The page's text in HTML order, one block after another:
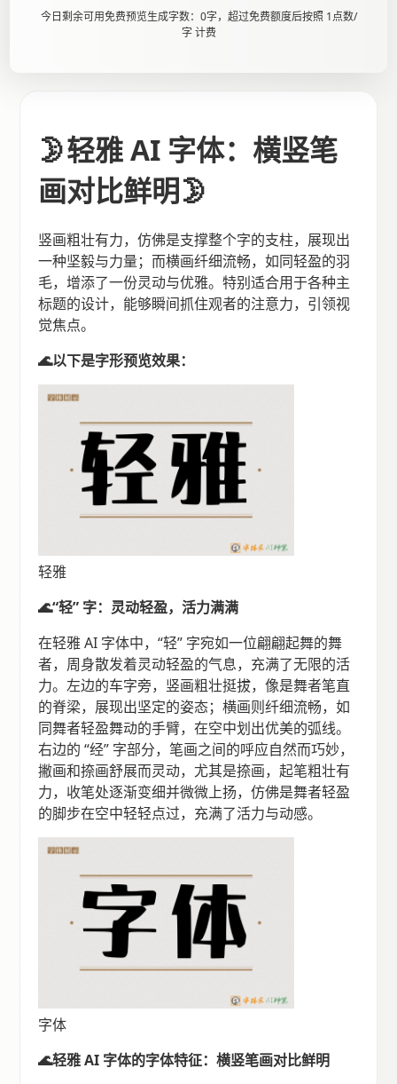
今日剩余可用免费预览生成字数：0字，超过免费额度后按照 1点数/
字 计费
🌛轻雅 AI 字体：横竖笔
画对比鲜明🌛
竖画粗壮有力，仿佛是支撑整个字的支柱，展现出
一种坚毅与力量；而横画纤细流畅，如同轻盈的羽
毛，增添了一份灵动与优雅。特别适合用于各种主
标题的设计，能够瞬间抓住观者的注意力，引领视
觉焦点。
🌊以下是字形预览效果：
轻雅
🌊“轻” 字：灵动轻盈，活力满满
在轻雅 AI 字体中，“轻” 字宛如一位翩翩起舞的舞
者，周身散发着灵动轻盈的气息，充满了无限的活
力。左边的车字旁，竖画粗壮挺拔，像是舞者笔直
的脊梁，展现出坚定的姿态；横画则纤细流畅，如
同舞者轻盈舞动的手臂，在空中划出优美的弧线。
右边的 “经” 字部分，笔画之间的呼应自然而巧妙，
撇画和捺画舒展而灵动，尤其是捺画，起笔粗壮有
力，收笔处逐渐变细并微微上扬，仿佛是舞者轻盈
的脚步在空中轻轻点过，充满了活力与动感。
字体
🌊轻雅 AI 字体的字体特征：横竖笔画对比鲜明